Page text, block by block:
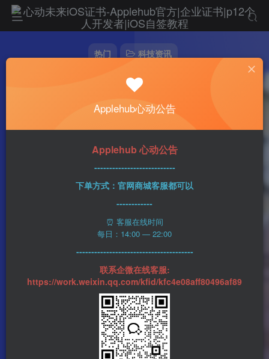
热门 科技资讯
iPhone 15发布会将采用与去年iPhone发布会
相同的形式
2023-08-10 心动未来
该作者已发布1437篇文章
Applehub心动公告
Applehub 心动公告
---------------------------
下单方式：官网商城客服都可以
------------
⏰ 客服在线时间
每日：14:00 — 22:00
---------------------------------------
联系企微在线客服:
https://work.weixin.qq.com/kfid/kfc4e08aff80496af89